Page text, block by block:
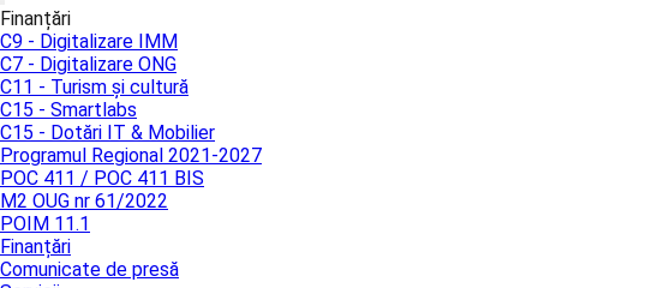
Finanțări
C9 - Digitalizare IMM
C7 - Digitalizare ONG
C11 - Turism și cultură
C15 - Smartlabs
C15 - Dotări IT & Mobilier
Programul Regional 2021-2027
POC 411 / POC 411 BIS
M2 OUG nr 61/2022
POIM 11.1
Finanțări
Comunicate de presă